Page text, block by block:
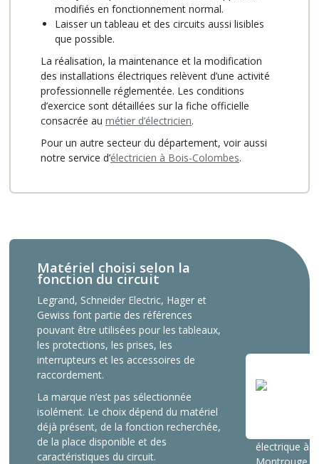
modifiés en fonctionnement normal.
Laisser un tableau et des circuits aussi lisibles
que possible.
La réalisation, la maintenance et la modification
des installations électriques relèvent d’une activité
professionnelle réglementée. Les conditions
d’exercice sont détaillées sur la fiche officielle
consacrée au métier d’électricien.
Pour un autre secteur du département, voir aussi
notre service d’électricien à Bois-Colombes.
Matériel choisi selon la
fonction du circuit
Legrand, Schneider Electric, Hager et
Gewiss font partie des références
pouvant être utilisées pour les tableaux,
les protections, les prises, les
interrupteurs et les accessoires de
raccordement.
La marque n’est pas sélectionnée
isolément. Le choix dépend du matériel
déjà présent, de la fonction recherchée,
de la place disponible et des
caractéristiques du circuit.